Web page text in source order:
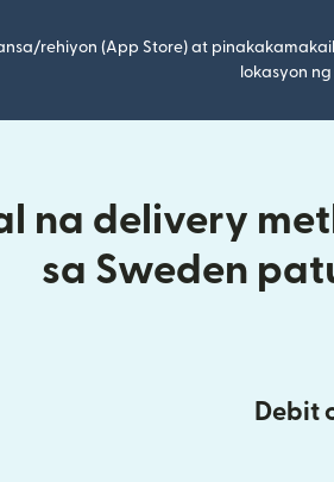
rehiyon (App Store) at
lokasyon
na delivery
sa Sweden
Debit